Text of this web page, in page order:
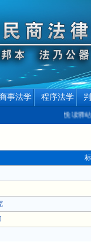
事法学 程序法学
悦读驿站